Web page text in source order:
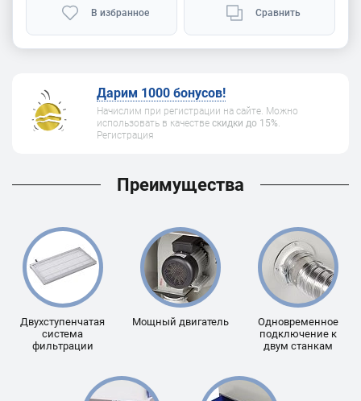
В избранное Сравнить
Дарим 1000 бонусов!
Начислим при регистрации на сайте. Можно
использовать в качестве скидки до 15%.
Регистрация
Преимущества
Двухступенчатая
система
фильтрации
Мощный двигатель
Одновременное
подключение к
двум станкам